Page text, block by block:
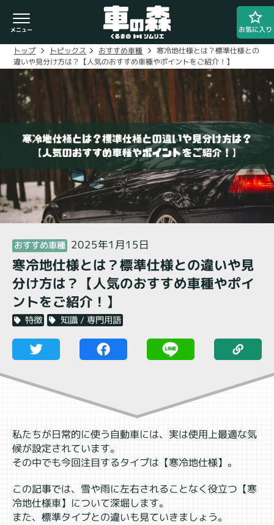
お気に入り
車検・整備のお問い合わせ
0800-080-1777
ご希望の店舗をタップしてください。
車の森
閉じる
トップ トピックス おすすめ車種 寒冷地仕様とは？標準仕様との
違いや見分け方は？【人気のおすすめ車種やポイントをご紹介！】
おすすめ車種 2025年1月15日
寒冷地仕様とは？標準仕様との違いや見
分け方は？【人気のおすすめ車種やポイ
ントをご紹介！】
特徴 知識 / 専門用語
私たちが日常的に使う自動車には、実は使用上最適な気
候が設定されています。
その中でも今回注目するタイプは【寒冷地仕様】。
この記事では、雪や雨に左右されることなく役立つ【寒
冷地仕様車】について深堀します。
また、標準タイプとの違いも見ていきましょう。